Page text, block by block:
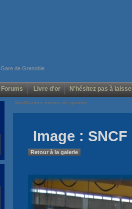
Gare de Grenoble
Forums Livre d'or N'hésitez pas à
Voir/Cacher menus de gauche
Image : SNCF
Retour à la galerie